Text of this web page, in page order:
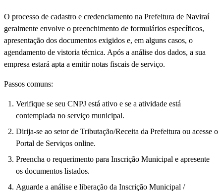
O processo de cadastro e credenciamento na Prefeitura de Naviraí
geralmente envolve o preenchimento de formulários específicos,
apresentação dos documentos exigidos e, em alguns casos, o
agendamento de vistoria técnica. Após a análise dos dados, a sua
empresa estará apta a emitir notas fiscais de serviço.
Passos comuns:
Verifique se seu CNPJ está ativo e se a atividade está
contemplada no serviço municipal.
Dirija-se ao setor de Tributação/Receita da Prefeitura ou acesse o
Portal de Serviços online.
Preencha o requerimento para Inscrição Municipal e apresente
os documentos listados.
Aguarde a análise e liberação da Inscrição Municipal /